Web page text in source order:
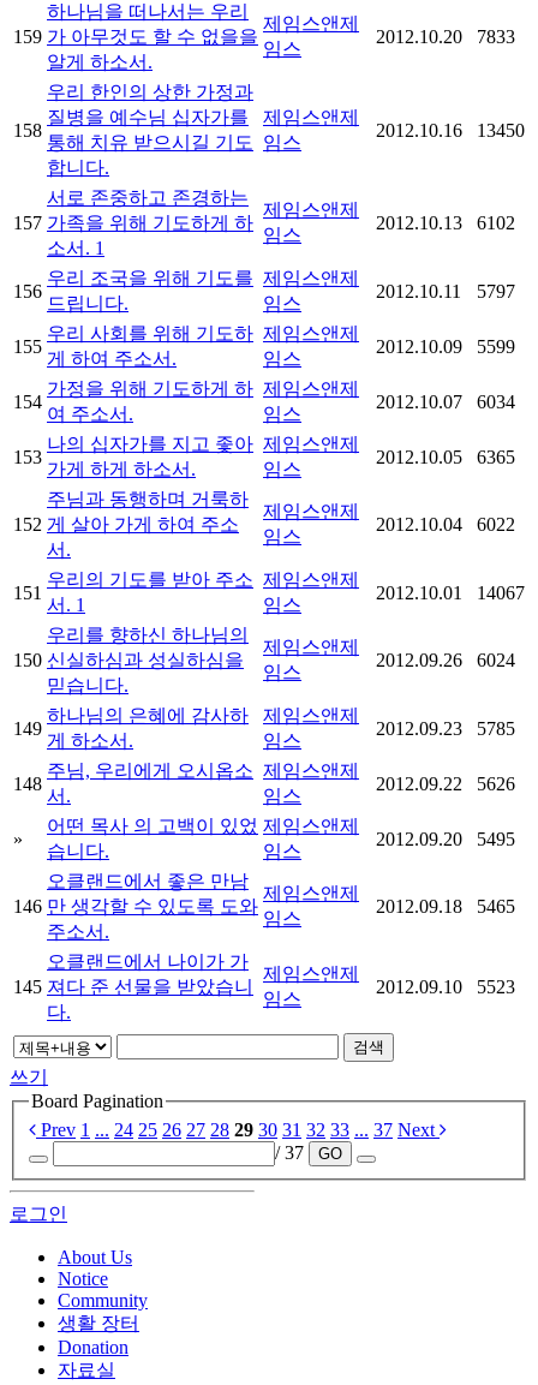
159
하나님을 떠나서는 우리
가 아무것도 할 수 없을을
알게 하소서.
제임스앤제
임스
2012.10.20 7833
158
우리 한인의 상한 가정과
질병을 예수님 십자가를
통해 치유 받으시길 기도
합니다.
제임스앤제
임스
2012.10.16 13450
157
서로 존중하고 존경하는
가족을 위해 기도하게 하
소서. 1
제임스앤제
임스
2012.10.13 6102
156
우리 조국을 위해 기도를
드립니다.
제임스앤제
임스
2012.10.11 5797
155
우리 사회를 위해 기도하
게 하여 주소서.
제임스앤제
임스
2012.10.09 5599
154
가정을 위해 기도하게 하
여 주소서.
제임스앤제
임스
2012.10.07 6034
153
나의 십자가를 지고 좇아
가게 하게 하소서.
제임스앤제
임스
2012.10.05 6365
152
주님과 동행하며 거룩하
게 살아 가게 하여 주소
서.
제임스앤제
임스
2012.10.04 6022
151
우리의 기도를 받아 주소
서. 1
제임스앤제
임스
2012.10.01 14067
150
우리를 향하신 하나님의
신실하심과 성실하심을
믿습니다.
제임스앤제
임스
2012.09.26 6024
149
하나님의 은혜에 감사하
게 하소서.
제임스앤제
임스
2012.09.23 5785
148
주님, 우리에게 오시옵소
서.
제임스앤제
임스
2012.09.22 5626
»
어떤 목사 의 고백이 있었
습니다.
제임스앤제
임스
2012.09.20 5495
146
오클랜드에서 좋은 만남
만 생각할 수 있도록 도와
주소서.
제임스앤제
임스
2012.09.18 5465
145
오클랜드에서 나이가 가
져다 준 선물을 받았습니
다.
제임스앤제
임스
2012.09.10 5523
검색
쓰기
Board Pagination
Prev 1 ... 24 25 26 27 28 29 30 31 32 33 ... 37 Next
/ 37
GO
로그인
About Us
Notice
Community
생활 장터
Donation
자료실